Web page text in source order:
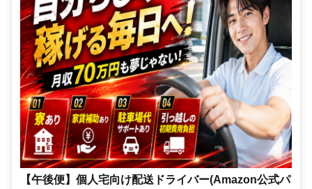
【午後便】個人宅向け配送ドライバー(Amazon公式パ